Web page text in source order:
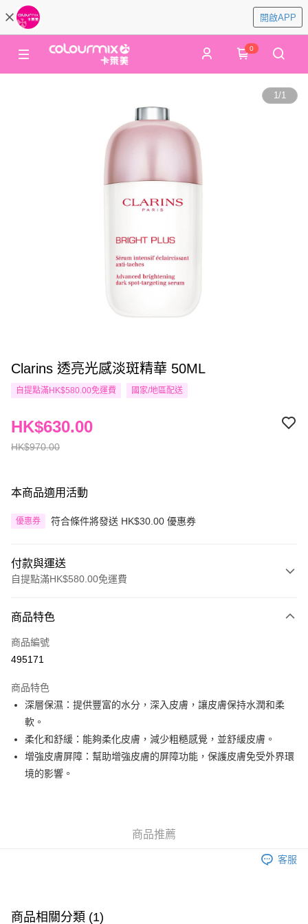
開啟APP
0
1/1
Clarins 透亮光感淡斑精華 50ML
自提點滿HK$580.00免運費 國家/地區配送
HK$970.00
HK$630.00
本商品適用活動
優惠券 符合條件將發送 HK$30.00 優惠券
付款與運送
自提點滿HK$580.00免運費
信用卡
Apple Pay
AlipayHK
PayMe
WeChat Pay
其他轉帳方式
單。 如果訂購後七個工作天內我們未能收到有關存款，有關訂單將被取消。
每筆HK$30.00，滿HK$580.00或以上免運費
商品特色
商品編號
495171
商品特色
深層保濕：提供豐富的水分，深入皮膚，讓皮膚保持水潤和柔
軟。
柔化和舒緩：能夠柔化皮膚，減少粗糙感覺，並舒緩皮膚。
增強皮膚屏障：幫助增強皮膚的屏障功能，保護皮膚免受外界環
境的影響。
商品推薦
客服
商品相關分類 (1)